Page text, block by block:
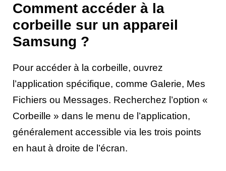
Comment accéder à la
corbeille sur un appareil
Samsung ?
Pour accéder à la corbeille, ouvrez
l’application spécifique, comme Galerie, Mes
Fichiers ou Messages. Recherchez l’option «
Corbeille » dans le menu de l’application,
généralement accessible via les trois points
en haut à droite de l’écran.